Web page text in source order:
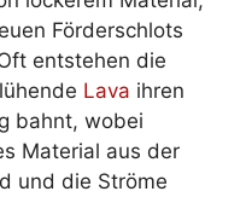
Förderschlots
entstehen die
Lava ihren
bahnt, wobei
Material aus der
und die Ströme